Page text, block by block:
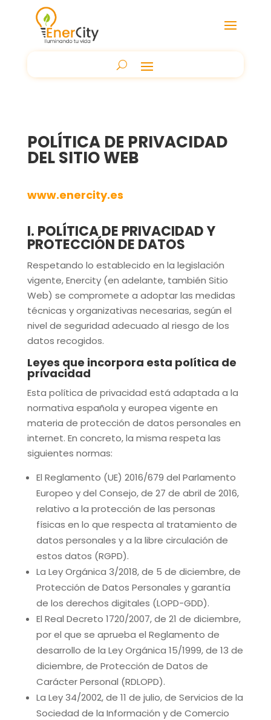
POLÍTICA DE PRIVACIDAD
DEL SITIO WEB
www.enercity.es
I. POLÍTICA DE PRIVACIDAD Y
PROTECCIÓN DE DATOS
Respetando lo establecido en la legislación
vigente,Enercity(en adelante, también Sitio
Web) se compromete a adoptar las medidas
técnicas y organizativas necesarias, según el
nivel de seguridad adecuado al riesgo de los
datos recogidos.
Leyes que incorpora esta política de
privacidad
Esta política de privacidad está adaptada a la
normativa española y europea vigente en
materia de protección de datos personales en
internet. En concreto, la misma respeta las
siguientes normas:
El Reglamento (UE) 2016/679 del Parlamento
Europeo y del Consejo, de 27 de abril de 2016,
relativo a la protección de las personas
físicas en lo que respecta al tratamiento de
datos personales y a la libre circulación de
estos datos (RGPD).
La Ley Orgánica 3/2018, de 5 de diciembre, de
Protección de Datos Personales y garantía
de los derechos digitales (LOPD-GDD).
El Real Decreto 1720/2007, de 21 de diciembre,
por el que se aprueba el Reglamento de
desarrollo de la Ley Orgánica 15/1999, de 13 de
diciembre, de Protección de Datos de
Carácter Personal (RDLOPD).
La Ley 34/2002, de 11 de julio, de Servicios de la
Sociedad de la Información y de Comercio